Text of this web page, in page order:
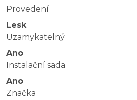
Provedení
Lesk
Uzamykatelný
Ano
Instalační sada
Ano
Značka